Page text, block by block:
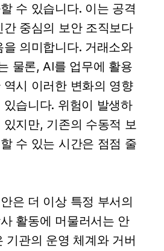
수 있습니다. 이는 공격
중심의 보안 조직보다
의미합니다. 거래소와
물론, AI를 업무에 활용
시 이러한 변화의 영향
습니다. 위험이 발생하
지만, 기존의 수동적 보
수 있는 시간은 점점 줄
은 더 이상 특정 부서의
활동에 머물러서는 안
기관의 운영 체계와 거버